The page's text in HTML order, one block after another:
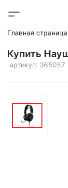
Главная страница
Купить
артикул: 365057